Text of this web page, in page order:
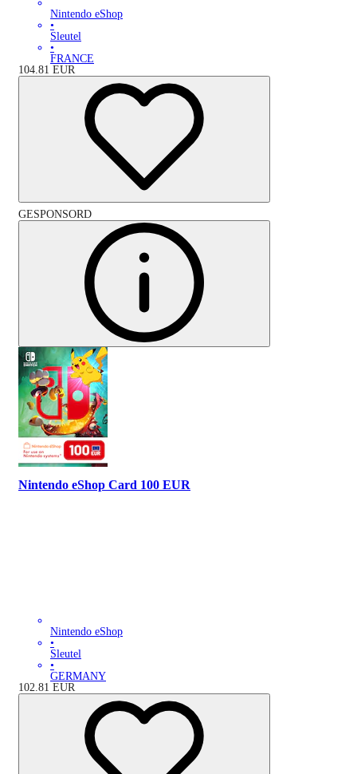
Nintendo eShop
•
Sleutel
•
FRANCE
104.81 EUR
GESPONSORD
Nintendo eShop Card 100 EUR
Nintendo eShop
•
Sleutel
•
GERMANY
102.81 EUR